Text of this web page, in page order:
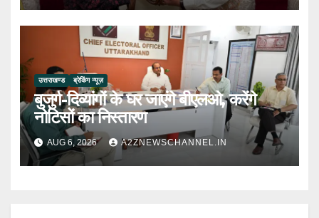
उत्तराखण्ड ब्रेकिंग न्यूज़
बुजुर्ग-दिव्यांगों के घर जाएंगे बीएलओ, करेंगे
नोटिसों का निस्तारण
AUG 6, 2026 A2ZNEWSCHANNEL.IN